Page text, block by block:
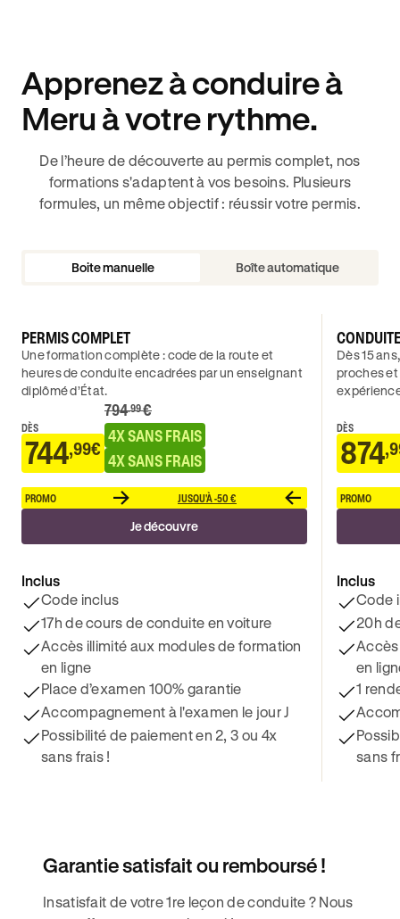
Apprenez à conduire à
Meru à votre rythme.
De l’heure de découverte au permis complet, nos
formations s'adaptent à vos besoins. Plusieurs
formules, un même objectif : réussir votre permis.
Boite manuelle Boîte automatique
PERMIS COMPLET
Une formation complète : code de la route et
heures de conduite encadrées par un enseignant
diplômé d’État.
DÈS
744,99€
794 .99€
4X SANS FRAIS
4X SANS FRAIS
PROMO JUSQU'À -50 €
Je découvre
Inclus
Code inclus
17h de cours de conduite en voiture
Accès illimité aux modules de formation
en ligne
Place d’examen 100% garantie
Accompagnement à l'examen le jour J
Possibilité de paiement en 2, 3 ou 4x
sans frais !
Dès 15
proches
DÈS
874
PROMO
Inclus
Code
20h
en
1
sans
Garantie satisfait ou remboursé !
Insatisfait de votre 1re leçon de conduite ? Nous